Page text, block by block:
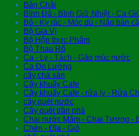
Bàn Chải
Bình Đá - Bình Giữ Nhiệt - Ca
Bô - Ky rác - Móc dù - Nắp bàn
Bộ Gia Vị
Bộ Hộp thực Phẩm
Bộ Thau Rổ
Ca - Ly - Tách - Gáo múc nước
Ca Đo Lường
cây chà sàn
Cây khuấy Cafe
Cây khuấy Cafe - rửa ly - Rửa
cây quét nước
Cây quét trần nhà
Chai nước Mắm - Chai Tương -
Chén - Đĩa - Giỏ